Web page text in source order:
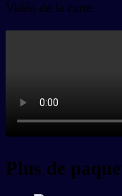
Vidéo de la carte
Plus de